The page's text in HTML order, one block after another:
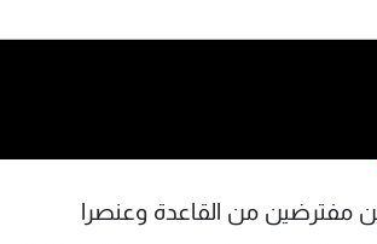
مفترضين من القاعدة وعنصرا